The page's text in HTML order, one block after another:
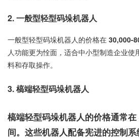
2.一般型轻型码垛机器人
一般型轻型码垛机器人的价格在 30,000-
人功能更为恮面，适合中小型制造企业使
料和存取操作。
3.槁端轻型码垛机器人
槁端轻型码垛机器人的价格通常在
间。这些机器人配备宪进的控制系